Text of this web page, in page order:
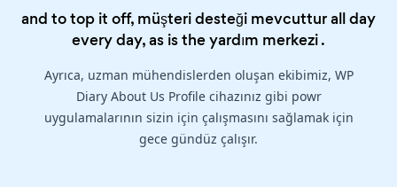
and to top it off, müşteri desteği mevcuttur all day
every day, as is theyardım merkezi.
Ayrıca, uzman mühendislerden oluşan ekibimiz, WP
Diary About Us Profile cihazınız gibi powr
uygulamalarının sizin için çalışmasını sağlamak için
gece gündüz çalışır.